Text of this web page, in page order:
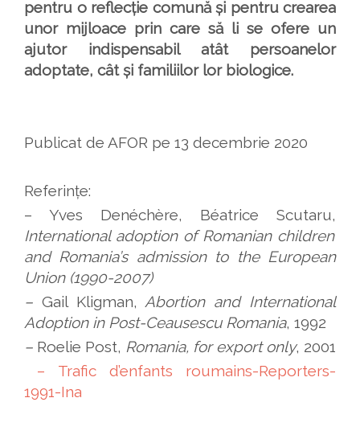
pentru o reflecție comună și pentru crearea
unor mijloace prin care să li se ofere un
ajutor indispensabil atât persoanelor
adoptate, cât și familiilor lor biologice.
Publicat de AFOR pe 13 decembrie 2020
Referințe:
– Yves Denéchère, Béatrice Scutaru,
International adoption of Romanian children
and Romania’s admission to the European
Union (1990-2007)
– Gail Kligman, Abortion and International
Adoption in Post-Ceausescu Romania, 1992
– Roelie Post, Romania, for export only, 2001
– Trafic d’enfants roumains-Reporters-
1991-Ina